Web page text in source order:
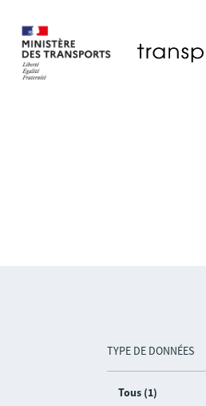
TYPE DE DONNÉES
Tous (1)